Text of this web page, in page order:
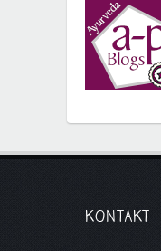
KONTAKT